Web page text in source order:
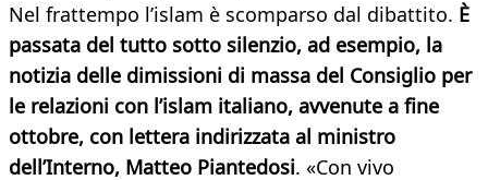
Nel frattempo l’islam è scomparso dal dibattito. È
passata del tutto sotto silenzio, ad esempio, la
notizia delle dimissioni di massa del Consiglio per
le relazioni con l’islam italiano, avvenute a fine
ottobre, con lettera indirizzata al ministro
dell’Interno, Matteo Piantedosi. «Con vivo